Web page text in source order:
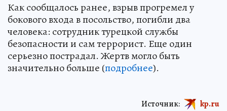
Как сообщалось ранее, взрыв прогремел у
бокового входа в посольство, погибли два
человека: сотрудник турецкой службы
безопасности и сам террорист. Еще один
серьезно пострадал. Жертв могло быть
значительно больше (подробнее).
Источник: kp.ru